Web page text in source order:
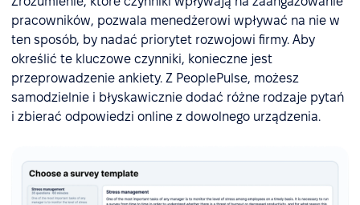
pracowników, pozwala menedżerowi wpływać na nie w
ten sposób, by nadać priorytet rozwojowi firmy. Aby
określić te kluczowe czynniki, konieczne jest
przeprowadzenie ankiety. Z PeoplePulse, możesz
samodzielnie i błyskawicznie dodać różne rodzaje pytań
i zbierać odpowiedzi online z dowolnego urządzenia.